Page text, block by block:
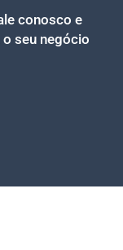
conosco e
seu negócio